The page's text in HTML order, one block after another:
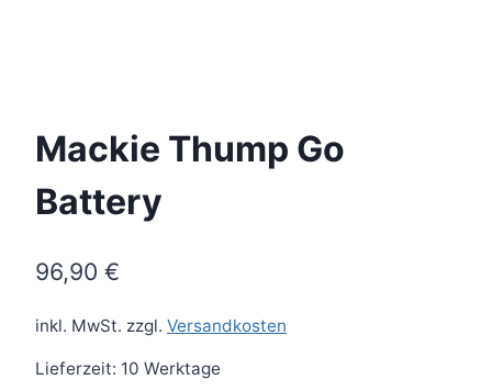
Mackie Thump Go
Battery
96,90 €
inkl. MwSt. zzgl. Versandkosten
Lieferzeit: 10 Werktage